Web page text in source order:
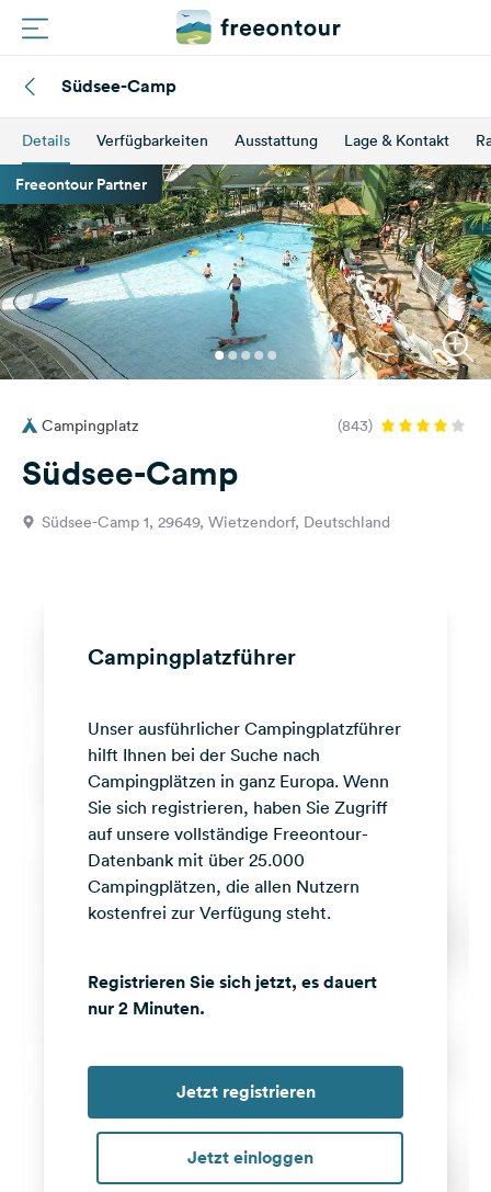
Plätze
Magazin
Partner
Registrieren
Einloggen
Fragen &
Feedback
Media
Facebook
Instagram
Südsee-Camp
Details Verfügbarkeiten Ausstattung Lage & Kontakt
Freeontour Partner
Campingplatz (843)
Südsee-Camp
Südsee-Camp 1, 29649, Wietzendorf, Deutschland
Campingplatzführer
Unser ausführlicher Campingplatzführer
hilft Ihnen bei der Suche nach
Campingplätzen in ganz Europa. Wenn
Sie sich registrieren, haben Sie Zugriff
auf unsere vollständige Freeontour-
Datenbank mit über 25.000
Campingplätzen, die allen Nutzern
kostenfrei zur Verfügung steht.
Registrieren Sie sich jetzt, es dauert
nur 2 Minuten.
Jetzt registrieren
Jetzt einloggen